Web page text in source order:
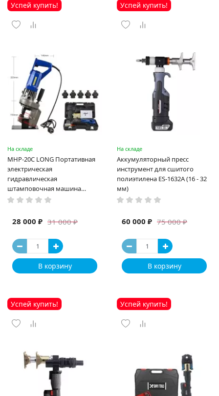
Успей купить!
На складе
MHP-20C LONG Портативная
электрическая
гидравлическая
штамповочная машина
высокая мощность и мощный
машина
31 000 ₽
28 000 ₽
В корзину
Успей купить!
На складе
Аккумуляторный пресс
инструмент для сшитого
полиэтилена ES-1632A (16 - 32
мм)
75 000 ₽
60 000 ₽
В корзину
Успей купить! Успей купить!